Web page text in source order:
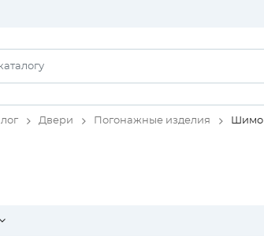
Двери Погонажные изделия Шимо